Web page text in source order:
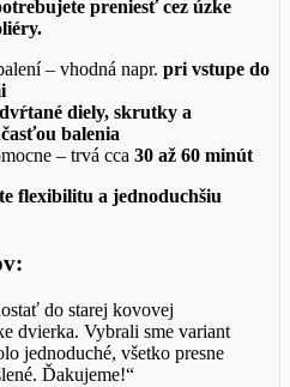
preniesť cez úzke
– vhodná napr. pri vstupe do
diely, skrutky a
balenia
– trvá cca 30 až 60 minút
flexibilitu a jednoduchšiu
do starej kovovej
dvierka. Vybrali sme variant
jednoduché, všetko presne
Ďakujeme!“